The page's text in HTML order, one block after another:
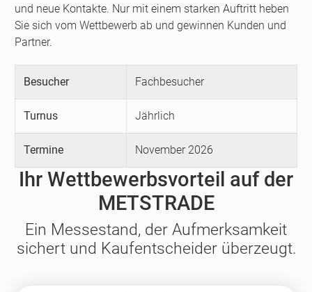
und neue Kontakte. Nur mit einem starken Auftritt heben
Sie sich vom Wettbewerb ab und gewinnen Kunden und
Partner.
Besucher Fachbesucher
Turnus Jährlich
Termine November 2026
Ihr Wettbewerbsvorteil auf der
METSTRADE
Ein Messestand, der Aufmerksamkeit
sichert und Kaufentscheider überzeugt.